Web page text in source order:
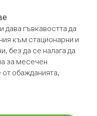
дава гъвкавостта да
към стационарни и
без да се налага да
за месечен
обажданията,